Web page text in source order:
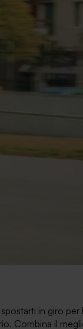
in giro
Combina il